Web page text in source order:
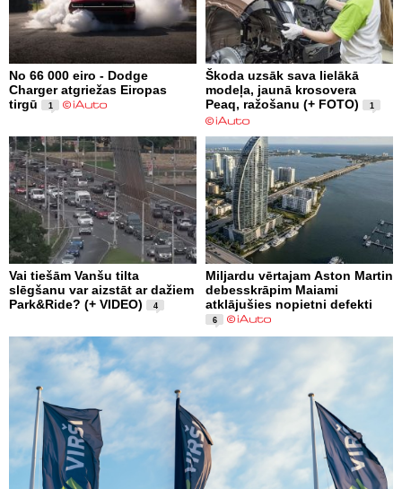
No 66 000 eiro - Dodge
Charger atgriežas Eiropas
tirgū
1
Škoda uzsāk sava lielākā
modeļa, jaunā krosovera
Peaq, ražošanu (+ FOTO)
1
Vai tiešām Vanšu tilta
slēgšanu var aizstāt ar dažiem
Park&Ride? (+ VIDEO)
4
Miljardu vērtajam Aston Martin
debesskrāpim Maiami
atklājušies nopietni defekti
6